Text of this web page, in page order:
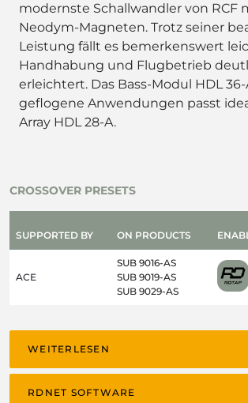
modernste Schallwandler von RCF
Neodym-Magneten. Trotz seiner
Leistung fällt es bemerkenswert
Handhabung und Flugbetrieb
erleichtert. Das Bass-Modul HDL 36-
geflogene Anwendungen passt
Array HDL 28-A.
CROSSOVER PRESETS
SUPPORTED BY ON PRODUCTS
ACE
SUB 9016-AS
SUB 9019-AS
SUB 9029-AS
WEITERLESEN
RDNET SOFTWARE